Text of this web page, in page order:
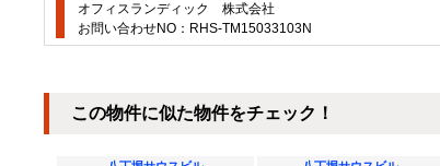
オフィスランディック 株式会社
お問い合わせNO：RHS-TM15033103N
この物件に似た物件をチェック！